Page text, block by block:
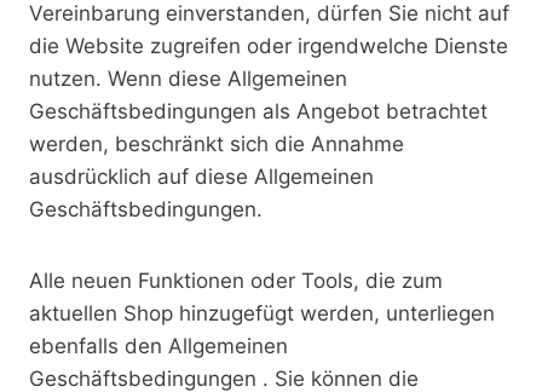
Vereinbarung einverstanden, dürfen Sie nicht auf
die Website zugreifen oder irgendwelche Dienste
nutzen. Wenn diese Allgemeinen
Geschäftsbedingungen als Angebot betrachtet
werden, beschränkt sich die Annahme
ausdrücklich auf diese Allgemeinen
Geschäftsbedingungen.
Alle neuen Funktionen oder Tools, die zum
aktuellen Shop hinzugefügt werden, unterliegen
ebenfalls den Allgemeinen
Geschäftsbedingungen . Sie können die